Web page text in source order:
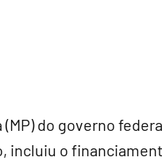
do governo
o